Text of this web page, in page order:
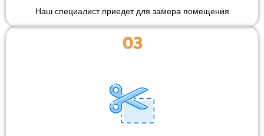
Наш специалист приедет для замера помещения
03